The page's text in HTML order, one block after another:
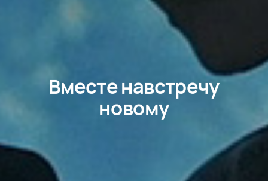
Вместе навстречу
новому